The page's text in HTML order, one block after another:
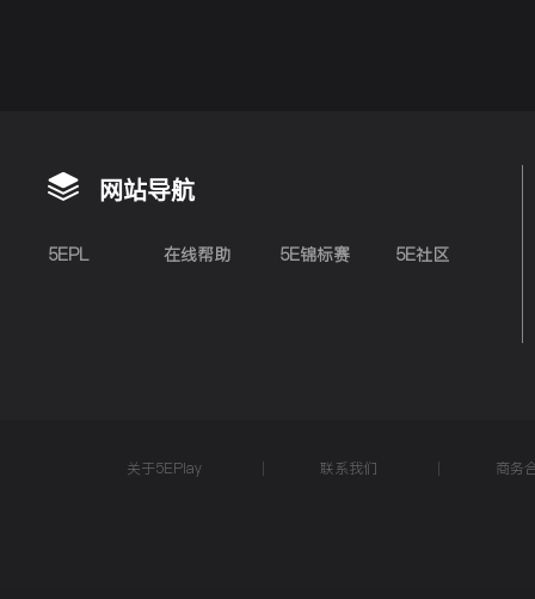
网站导航
5EPL 在线帮助 5E锦标赛 5E社区
关于5EPlay 联系我们 商务